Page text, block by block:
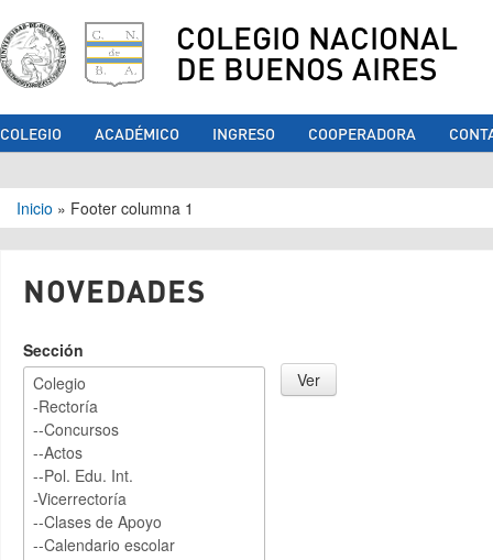
COLEGIO NACIONAL
DE BUENOS AIRES
COLEGIO ACADÉMICO INGRESO COOPERADORA
Se encuentra usted aquí
Inicio » Footer columna 1
NOVEDADES
Sección